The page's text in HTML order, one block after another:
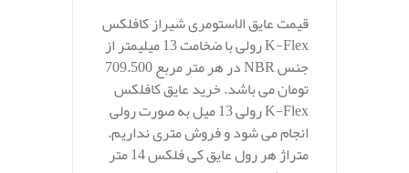
قیمت عایق الاستومری شیراز کافلکس
K-Flex رولی با ضخامت 13 میلیمتر از
جنس NBR در هر متر مربع 709.500
تومان می باشد. خرید عایق کافلکس
K-Flex رولی 13 میل به صورت رولی
انجام می شود و فروش متری نداریم.
متراژ هر رول عایق کی فلکس 14 متر